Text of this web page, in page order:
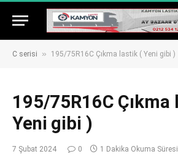
C serisi » 195/75R16C Çıkma lastik ( Yeni gibi )
195/75R16C
Yeni gibi )
7 Şubat 2024 0 1 Dakika Okuma Süresi